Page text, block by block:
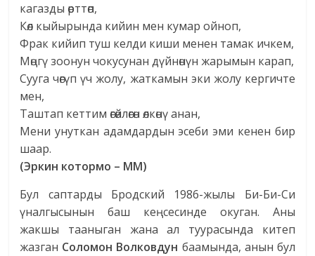
кагазды өрттөп,
Көл кыйырында кийин мен кумар ойноп,
Фрак кийип туш келди киши менен тамак ичкем,
Мөңгү зоонун чокусунан дүйнөнүн жарымын карап,
Сууга чөгүп үч жолу, жаткамын эки жолу кергичте
мен,
Таштап кеттим өгөйлөгөн өлкөнү анан,
Мени унуткан адамдардын эсеби эми кенен бир
шаар.
(Эркин котормо – ММ)
Бул саптарды Бродский 1986-жылы Би-Би-Си
үналгысынын баш кеңсесинде окуган. Аны
жакшы тааныган жана ал туурасында китеп
жазган Соломон Волковдун баамында, анын бул